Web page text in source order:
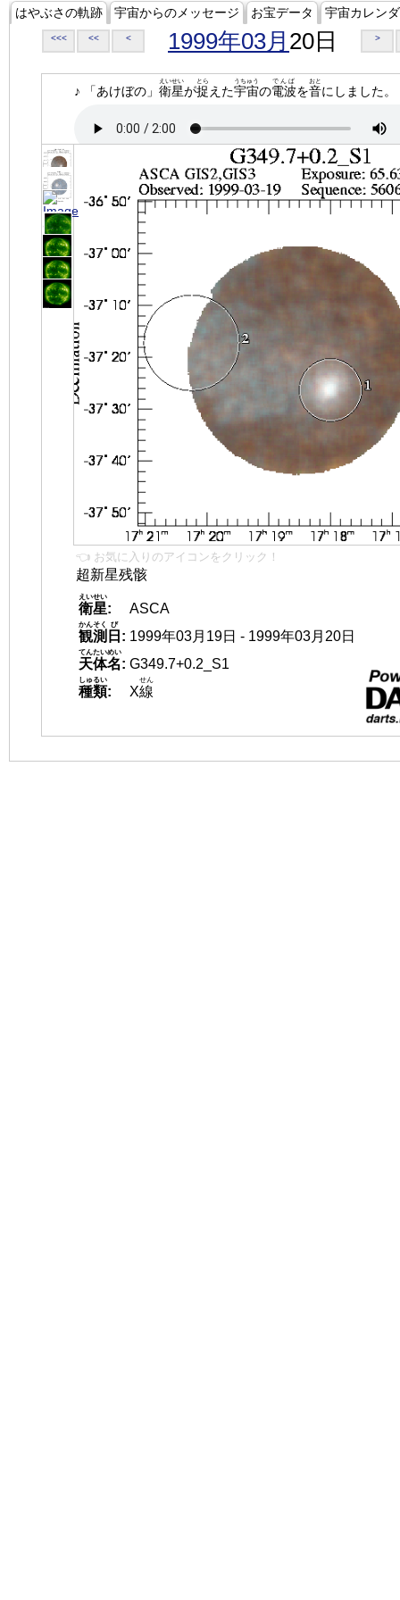
はやぶさの軌跡 宇宙からのメッセージ お宝データ 宇宙カレン
<<< << < 1999年03月 20日 >
♪ 「あけぼの」 衛星
えいせい
が捉
とら
えた宇宙
うちゅう
の電波
でんぱ
を音
おと
にしました。
👈 お気に入りのアイコンをクリック！
超新星残骸
衛星
えいせい
:
ASCA
観測
かんそく
日
び
: 1999年03月19日 - 1999年03月20日
天体名
てんたいめい
: G349.7+0.2_S1
種類
しゅるい
: X線
せん